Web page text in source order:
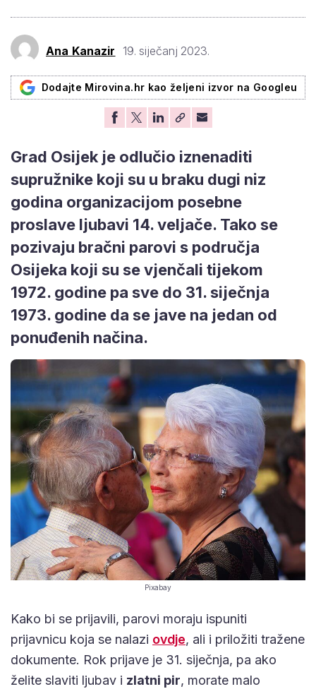
Ana Kanazir 19. siječanj 2023.
Dodajte Mirovina.hr kao željeni izvor na Googleu
Grad Osijek je odlučio iznenaditi
supružnike koji su u braku dugi niz
godina organizacijom posebne
proslave ljubavi 14. veljače. Tako se
pozivaju bračni parovi s područja
Osijeka koji su se vjenčali tijekom
1972. godine pa sve do 31. siječnja
1973. godine da se jave na jedan od
ponuđenih načina.
Pixabay
Kako bi se prijavili, parovi moraju ispuniti
prijavnicu koja se nalazi ovdje, ali i priložiti tražene
dokumente. Rok prijave je 31. siječnja, pa ako
želite slaviti ljubav i zlatni pir, morate malo